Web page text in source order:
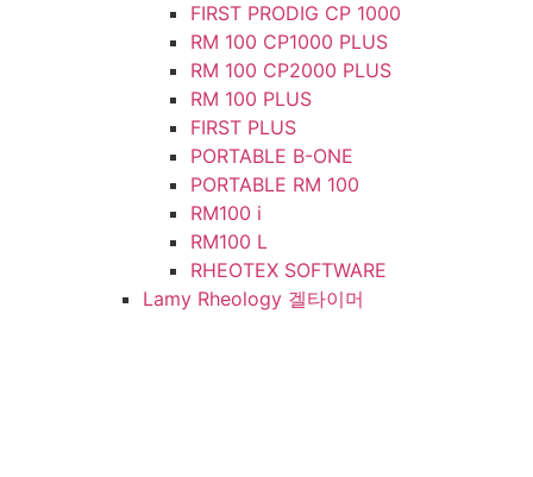
FIRST PRODIG CP 1000
RM 100 CP1000 PLUS
RM 100 CP2000 PLUS
RM 100 PLUS
FIRST PLUS
PORTABLE B-ONE
PORTABLE RM 100
RM100 i
RM100 L
RHEOTEX SOFTWARE
Lamy Rheology 겔타이머